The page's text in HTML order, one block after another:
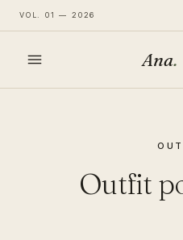
VOL. 01 — 2026
Ana.
Outfit